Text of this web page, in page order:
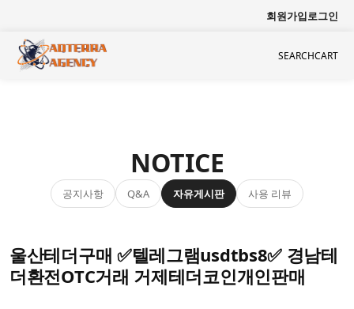
회원가입로그인
SEARCHCART
NOTICE
공지사항 Q&A 자유게시판 사용 리뷰
울산테더구매 ✅텔레그램usdtbs8✅ 경남테
더환전OTC거래 거제테더코인개인판매